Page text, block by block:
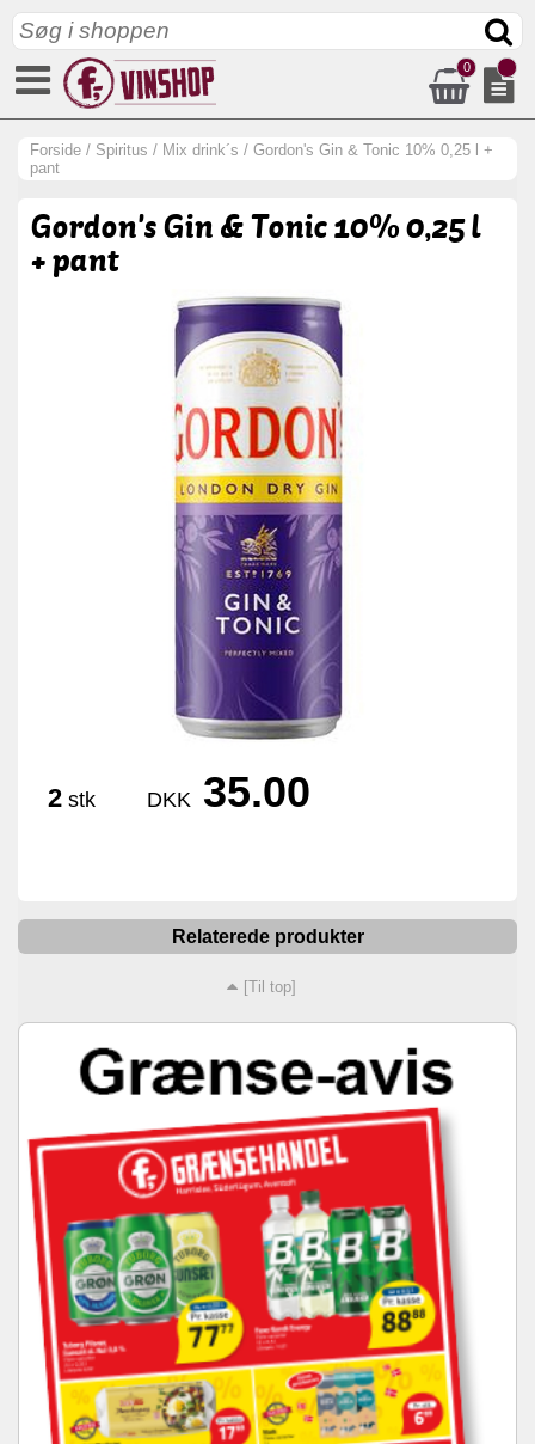
0
Forside / Spiritus / Mix drink´s / Gordon's Gin & Tonic 10% 0,25 l +
pant
Gordon's Gin & Tonic 10% 0,25 l
+ pant
2 stk DKK 35.00
Relaterede produkter
[Til top]